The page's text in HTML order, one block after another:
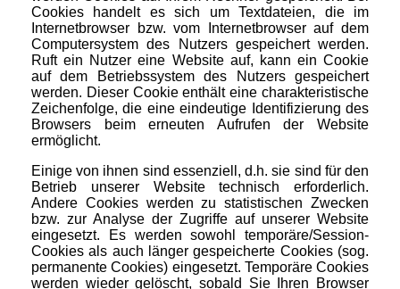
Cookies handelt es sich um Textdateien, die im
Internetbrowser bzw. vom Internetbrowser auf dem
Computersystem des Nutzers gespeichert werden.
Ruft ein Nutzer eine Website auf, kann ein Cookie
auf dem Betriebssystem des Nutzers gespeichert
werden. Dieser Cookie enthält eine charakteristische
Zeichenfolge, die eine eindeutige Identifizierung des
Browsers beim erneuten Aufrufen der Website
ermöglicht.
Einige von ihnen sind essenziell, d.h. sie sind für den
Betrieb unserer Website technisch erforderlich.
Andere Cookies werden zu statistischen Zwecken
bzw. zur Analyse der Zugriffe auf unserer Website
eingesetzt. Es werden sowohl temporäre/Session-
Cookies als auch länger gespeicherte Cookies (sog.
permanente Cookies) eingesetzt. Temporäre Cookies
werden wieder gelöscht, sobald Sie Ihren Browser